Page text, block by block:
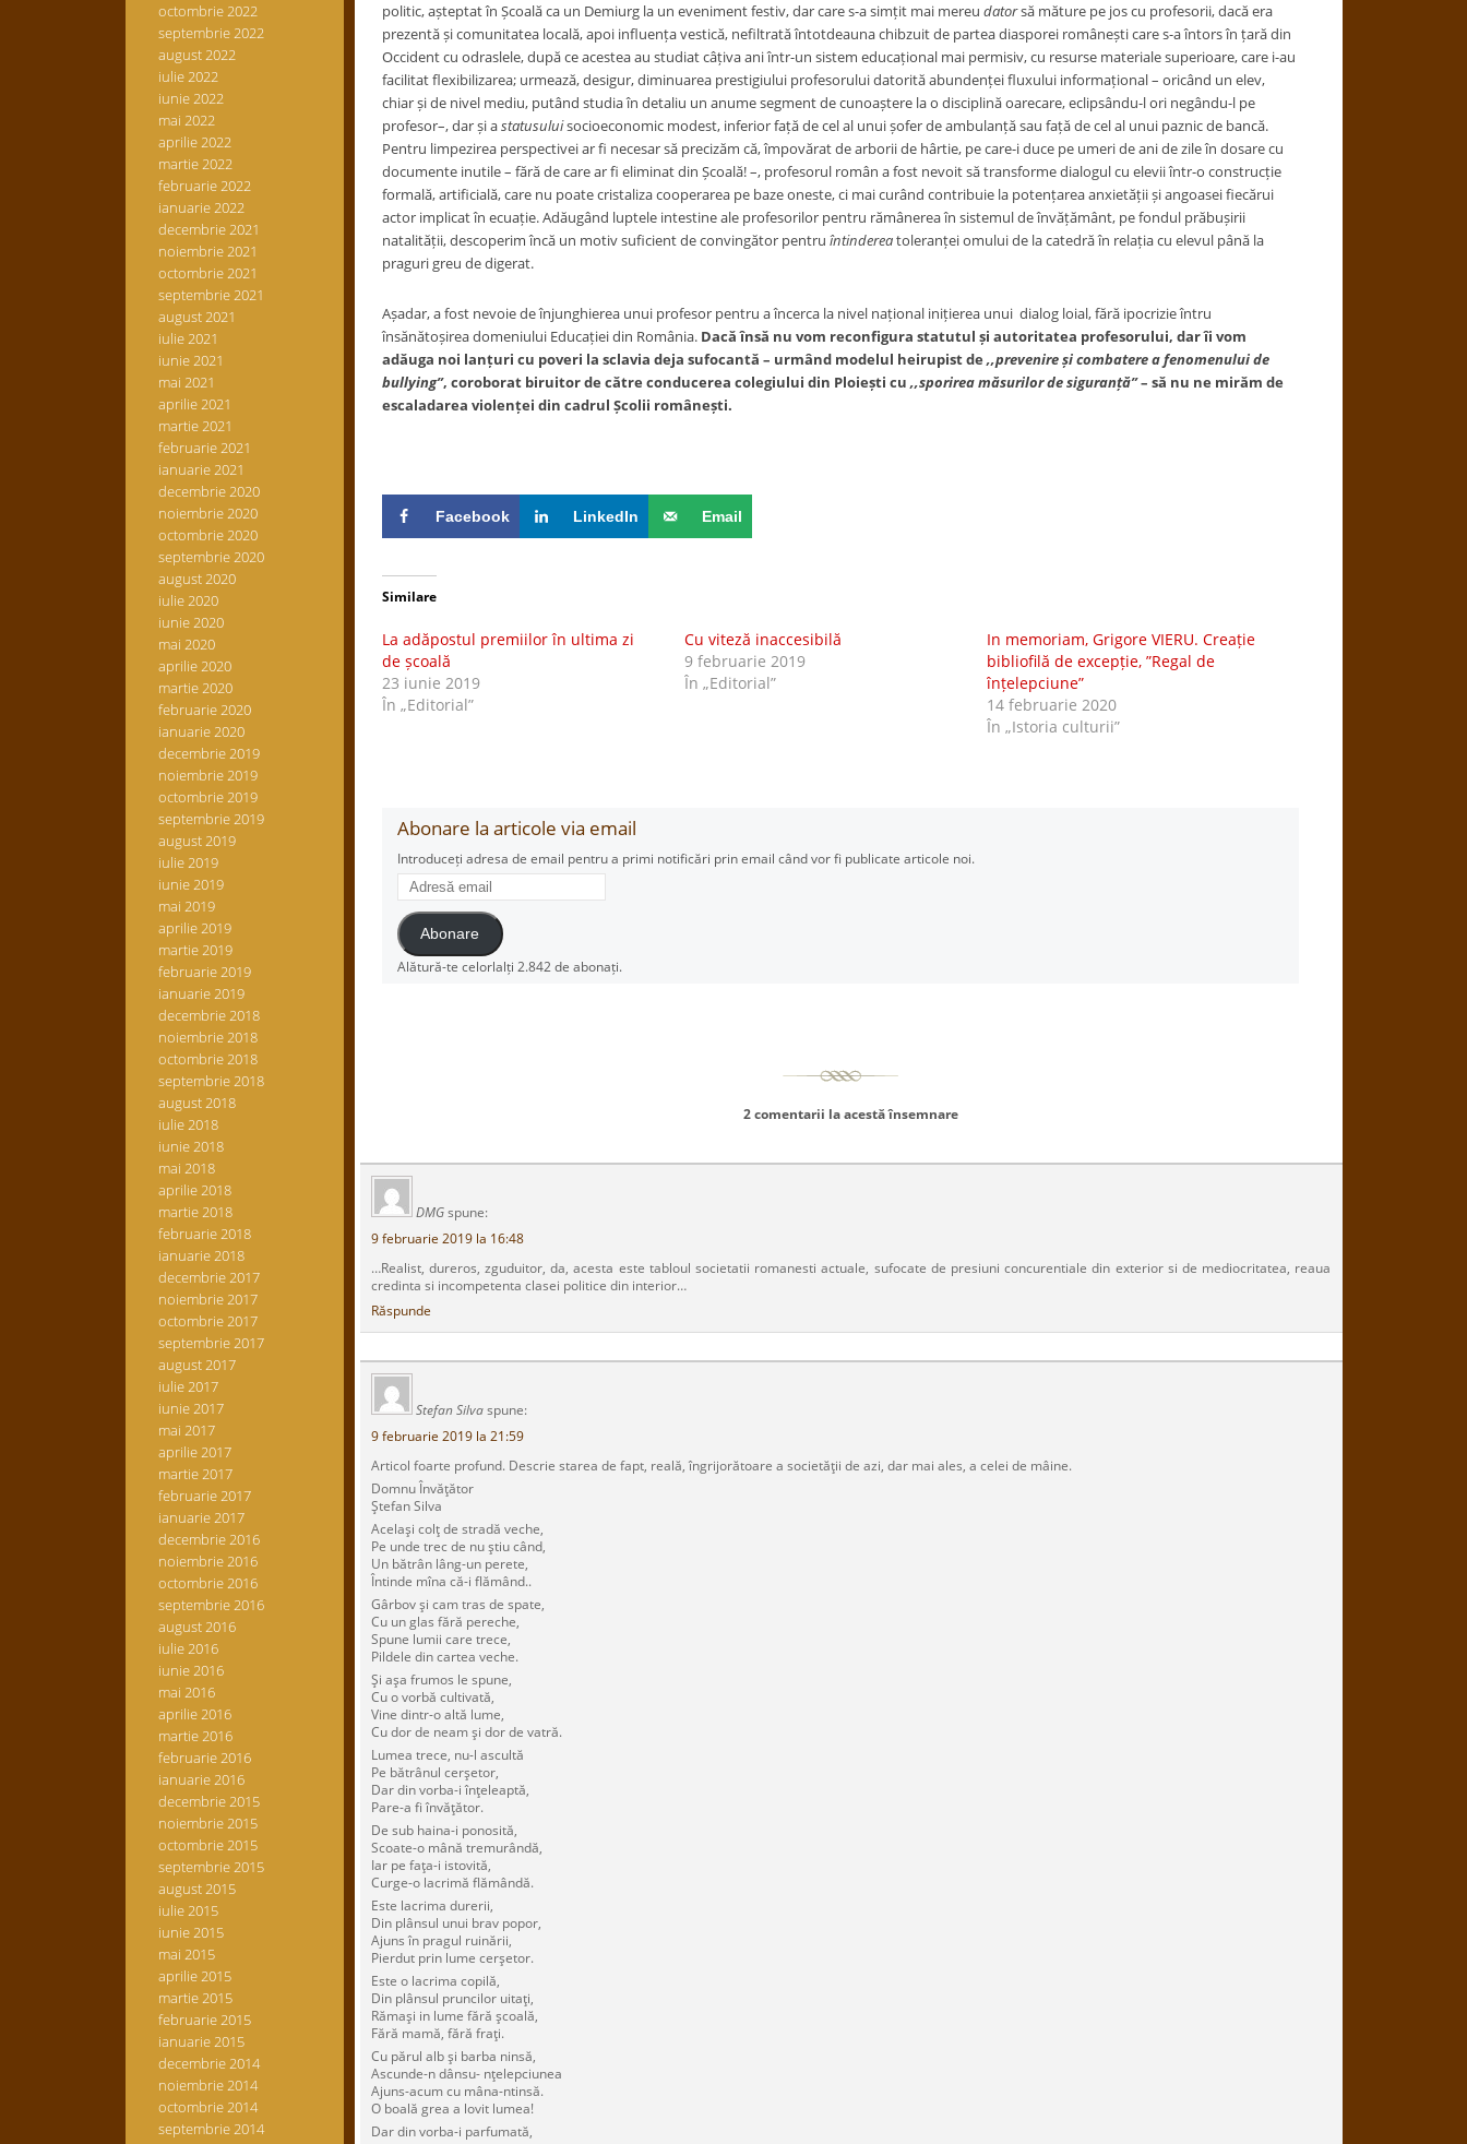
octombrie 2022
septembrie 2022
august 2022
iulie 2022
iunie 2022
mai 2022
aprilie 2022
martie 2022
februarie 2022
ianuarie 2022
decembrie 2021
noiembrie 2021
octombrie 2021
septembrie 2021
august 2021
iulie 2021
iunie 2021
mai 2021
aprilie 2021
martie 2021
februarie 2021
ianuarie 2021
decembrie 2020
noiembrie 2020
octombrie 2020
septembrie 2020
august 2020
iulie 2020
iunie 2020
mai 2020
aprilie 2020
martie 2020
februarie 2020
ianuarie 2020
decembrie 2019
noiembrie 2019
octombrie 2019
septembrie 2019
august 2019
iulie 2019
iunie 2019
mai 2019
aprilie 2019
martie 2019
februarie 2019
ianuarie 2019
decembrie 2018
noiembrie 2018
octombrie 2018
septembrie 2018
august 2018
iulie 2018
iunie 2018
mai 2018
aprilie 2018
martie 2018
februarie 2018
ianuarie 2018
decembrie 2017
noiembrie 2017
octombrie 2017
septembrie 2017
august 2017
iulie 2017
iunie 2017
mai 2017
aprilie 2017
martie 2017
februarie 2017
ianuarie 2017
decembrie 2016
noiembrie 2016
octombrie 2016
septembrie 2016
august 2016
iulie 2016
iunie 2016
mai 2016
aprilie 2016
martie 2016
februarie 2016
ianuarie 2016
decembrie 2015
noiembrie 2015
octombrie 2015
septembrie 2015
august 2015
iulie 2015
iunie 2015
mai 2015
aprilie 2015
martie 2015
februarie 2015
ianuarie 2015
decembrie 2014
noiembrie 2014
octombrie 2014
septembrie 2014
politic, așteptat în Școală ca un Demiurg la un eveniment festiv, dar care s-a simțit mai mereu datorsă măture pe jos cu profesorii, dacă era
prezentă și comunitatea locală, apoi influența vestică, nefiltrată întotdeauna chibzuit de partea diasporei românești care s-a întors în țară din
Occident cu odraslele, după ce acestea au studiat câțiva ani într-un sistem educațional mai permisiv, cu resurse materiale superioare, care i-au
facilitat flexibilizarea; urmează, desigur, diminuarea prestigiului profesorului datorită abundenței fluxului informațional – oricând un elev,
chiar și de nivel mediu, putând studia în detaliu un anume segment de cunoaștere la o disciplină oarecare, eclipsându-l ori negându-l pe
profesor–, dar și astatusuluisocioeconomic modest, inferior față de cel al unui șofer de ambulanță sau față de cel al unui paznic de bancă.
Pentru limpezirea perspectivei ar fi necesar să precizăm că, împovărat de arborii de hârtie, pe care-i duce pe umeri de ani de zile în dosare cu
documente inutile – fără de care ar fi eliminat din Școală! –, profesorul român a fost nevoit să transforme dialogul cu elevii într-o construcție
formală, artificială, care nu poate cristaliza cooperarea pe baze oneste, ci mai curând contribuie la potențarea anxietății și angoasei fiecărui
actor implicat în ecuație. Adăugând luptele intestine ale profesorilor pentru rămânerea în sistemul de învățământ, pe fondul prăbușirii
natalității, descoperim încă un motiv suficient de convingător pentru întindereatoleranței omului de la catedră în relația cu elevul până la
praguri greu de digerat.
Așadar, a fost nevoie de înjunghierea unui profesor pentru a încerca la nivel național inițierea unui dialog loial, fără ipocrizie întru
însănătoșirea domeniului Educației din România. Dacă însă nu vom reconfigura statutul și autoritatea profesorului, dar îi vom
adăuga noi lanțuri cu poveri la sclavia deja sufocantă – urmând modelul heirupist de ,,prevenire și combatere a fenomenului de
bullying”, coroborat biruitor de către conducerea colegiului din Ploiești cu ,,sporirea măsurilor de siguranță”– să nu ne mirăm de
escaladarea violenței din cadrul Școlii românești.
Facebook LinkedIn Email
Similare
La adăpostul premiilor în ultima zi
de școală
23 iunie 2019
În „Editorial”
Cu viteză inaccesibilă
9 februarie 2019
În „Editorial”
In memoriam, Grigore VIERU. Creație
bibliofilă de excepție, ”Regal de
înțelepciune”
14 februarie 2020
În „Istoria culturii”
Abonare la articole via email
Introduceți adresa de email pentru a primi notificări prin email când vor fi publicate articole noi.
Adresă
email
Abonare
Alătură-te celorlalți 2.842 de abonați.
2 comentarii la acestă însemnare
DMG spune:
9 februarie 2019 la 16:48
…Realist, dureros, zguduitor, da, acesta este tabloul societatii romanesti actuale, sufocate de presiuni concurentiale din exterior si de mediocritatea, reaua
credinta si incompetenta clasei politice din interior…
Răspunde
Stefan Silva spune:
9 februarie 2019 la 21:59
Articol foarte profund. Descrie starea de fapt, reală, îngrijorătoare a societăţii de azi, dar mai ales, a celei de mâine.
Domnu Învăţător
Ştefan Silva
Acelaşi colţ de stradă veche,
Pe unde trec de nu ştiu când,
Un bătrân lâng-un perete,
Întinde mîna că-i flămând..
Gârbov şi cam tras de spate,
Cu un glas fără pereche,
Spune lumii care trece,
Pildele din cartea veche.
Şi aşa frumos le spune,
Cu o vorbă cultivată,
Vine dintr-o altă lume,
Cu dor de neam şi dor de vatră.
Lumea trece, nu-l ascultă
Pe bătrânul cerşetor,
Dar din vorba-i înţeleaptă,
Pare-a fi învăţător.
De sub haina-i ponosită,
Scoate-o mână tremurândă,
Iar pe faţa-i istovită,
Curge-o lacrimă flămândă.
Este lacrima durerii,
Din plânsul unui brav popor,
Ajuns în pragul ruinării,
Pierdut prin lume cerşetor.
Este o lacrima copilă,
Din plânsul pruncilor uitaţi,
Rămaşi in lume fără şcoală,
Fără mamă, fără fraţi.
Cu părul alb şi barba ninsă,
Ascunde-n dânsu- nţelepciunea
Ajuns-acum cu mâna-ntinsă.
O boală grea a lovit lumea!
Dar din vorba-i parfumată,